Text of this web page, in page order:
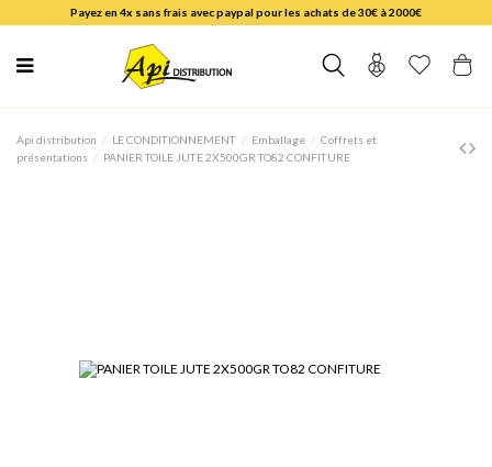
Payez en 4x sans frais avec paypal pour les achats de 30€ à 2000€
Api distribution LE CONDITIONNEMENT Emballage
Coffrets et
présentations
PANIER TOILE JUTE 2X500GR TO82 CONFITURE